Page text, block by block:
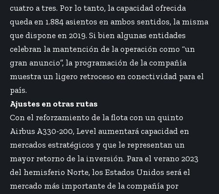
cuatro a tres. Por lo tanto, la capacidad ofrecida
queda en 1.884 asientos en ambos sentidos, la misma
que dispone en 2019. Si bien algunas entidades
celebran la mantención de la operación como “un
gran anuncio”, la programación de la compañía
muestra un ligero retroceso en conectividad para el
país.
Ajustes en otras rutas
Con el reforzamiento de la flota con un quinto
Airbus A330-200, Level aumentará capacidad en
mercados estratégicos y que le representan un
mayor retorno de la inversión. Para el verano 2023
del hemisferio Norte, los Estados Unidos será el
mercado más importante de la compañía por